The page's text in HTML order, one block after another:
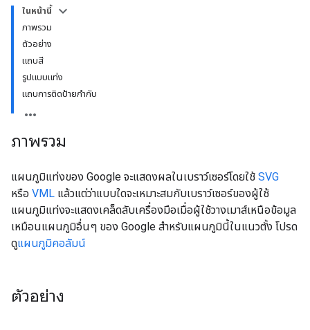
ในหน้านี้
ภาพรวม
ตัวอย่าง
แถบสี
รูปแบบแท่ง
แถบการติดป้ายกำกับ
ภาพรวม
แผนภูมิแท่งของ Google จะแสดงผลในเบราว์เซอร์โดยใช้ SVG
หรือ VML แล้วแต่ว่าแบบใดจะเหมาะสมกับเบราว์เซอร์ของผู้ใช้
แผนภูมิแท่งจะแสดงเคล็ดลับเครื่องมือเมื่อผู้ใช้วางเมาส์เหนือข้อมูล
เหมือนแผนภูมิอื่นๆ ของ Google สำหรับแผนภูมินี้ในแนวตั้ง โปรด
ดูแผนภูมิคอลัมน์
ตัวอย่าง